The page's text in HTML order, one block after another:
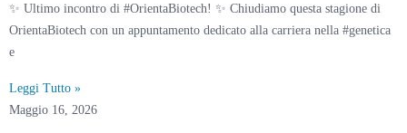
✨ Ultimo incontro di #OrientaBiotech! ✨ Chiudiamo questa stagione di
OrientaBiotech con un appuntamento dedicato alla carriera nella #genetica
e
Leggi Tutto »
Maggio 16, 2026